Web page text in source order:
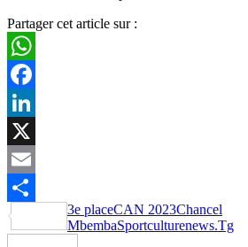
Partager cet article sur :
WhatsApp
Facebook
LinkedIn
X
Email
Partager
3e placeCAN 2023Chancel
MbembaSportculturenews.Tg